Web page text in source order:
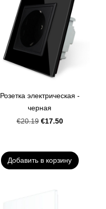
Розетка электрическая -
черная
€20.19 €17.50
Добавить в корзину